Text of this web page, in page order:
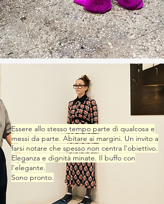
Essere allo stesso tempo parte di qualcosa e
messi da parte. Abitare ai margini. Un invito a
farsi notare che spesso non centra l'obiettivo.
Eleganza e dignità minate. Il buffo con
l'elegante.
Sono pronto.